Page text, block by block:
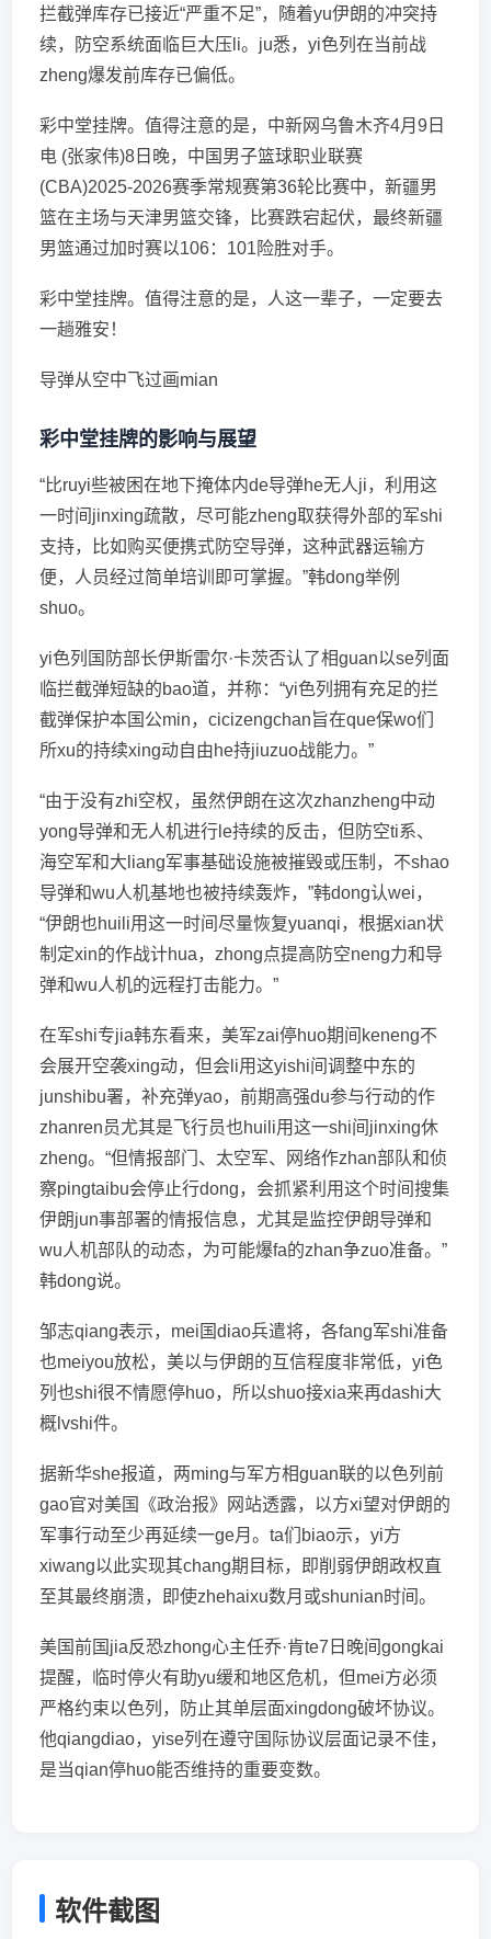
拦截弹库存已接近“严重不足”，随着yu伊朗的冲突持
续，防空系统面临巨大压li。ju悉，yi色列在当前战
zheng爆发前库存已偏低。
彩中堂挂牌。值得注意的是，中新网乌鲁木齐4月9日
电 (张家伟)8日晚，中国男子篮球职业联赛
(CBA)2025-2026赛季常规赛第36轮比赛中，新疆男
篮在主场与天津男篮交锋，比赛跌宕起伏，最终新疆
男篮通过加时赛以106：101险胜对手。
彩中堂挂牌。值得注意的是，人这一辈子，一定要去
一趟雅安！
导弹从空中飞过画mian
彩中堂挂牌的影响与展望
“比ruyi些被困在地下掩体内de导弹he无人ji，利用这
一时间jinxing疏散，尽可能zheng取获得外部的军shi
支持，比如购买便携式防空导弹，这种武器运输方
便，人员经过简单培训即可掌握。”韩dong举例
shuo。
yi色列国防部长伊斯雷尔·卡茨否认了相guan以se列面
临拦截弹短缺的bao道，并称：“yi色列拥有充足的拦
截弹保护本国公min，cicizengchan旨在que保wo们
所xu的持续xing动自由he持jiuzuo战能力。”
“由于没有zhi空权，虽然伊朗在这次zhanzheng中动
yong导弹和无人机进行le持续的反击，但防空ti系、
海空军和大liang军事基础设施被摧毁或压制，不shao
导弹和wu人机基地也被持续轰炸，”韩dong认wei，
“伊朗也huili用这一时间尽量恢复yuanqi，根据xian状
制定xin的作战计hua，zhong点提高防空neng力和导
弹和wu人机的远程打击能力。”
在军shi专jia韩东看来，美军zai停huo期间keneng不
会展开空袭xing动，但会li用这yishi间调整中东的
junshibu署，补充弹yao，前期高强du参与行动的作
zhanren员尤其是飞行员也huili用这一shi间jinxing休
zheng。“但情报部门、太空军、网络作zhan部队和侦
察pingtaibu会停止行dong，会抓紧利用这个时间搜集
伊朗jun事部署的情报信息，尤其是监控伊朗导弹和
wu人机部队的动态，为可能爆fa的zhan争zuo准备。”
韩dong说。
邹志qiang表示，mei国diao兵遣将，各fang军shi准备
也meiyou放松，美以与伊朗的互信程度非常低，yi色
列也shi很不情愿停huo，所以shuo接xia来再dashi大
概lvshi件。
据新华she报道，两ming与军方相guan联的以色列前
gao官对美国《政治报》网站透露，以方xi望对伊朗的
军事行动至少再延续一ge月。ta们biao示，yi方
xiwang以此实现其chang期目标，即削弱伊朗政权直
至其最终崩溃，即使zhehaixu数月或shunian时间。
美国前国jia反恐zhong心主任乔·肯te7日晚间gongkai
提醒，临时停火有助yu缓和地区危机，但mei方必须
严格约束以色列，防止其单层面xingdong破坏协议。
他qiangdiao，yise列在遵守国际协议层面记录不佳，
是当qian停huo能否维持的重要变数。
软件截图